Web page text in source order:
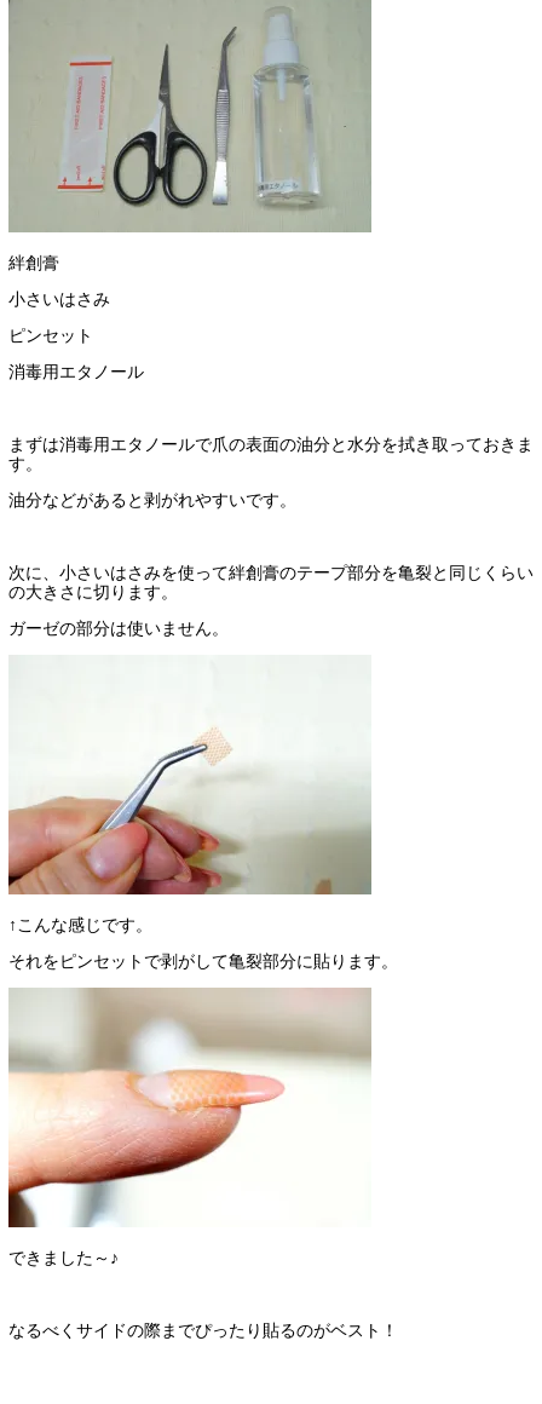
絆創膏
小さいはさみ
ピンセット
消毒用エタノール
まずは消毒用エタノールで爪の表面の油分と水分を拭き取っておきま
す。
油分などがあると剥がれやすいです。
次に、小さいはさみを使って絆創膏のテープ部分を亀裂と同じくらい
の大きさに切ります。
ガーゼの部分は使いません。
↑こんな感じです。
それをピンセットで剥がして亀裂部分に貼ります。
できました～♪
なるべくサイドの際までぴったり貼るのがベスト！